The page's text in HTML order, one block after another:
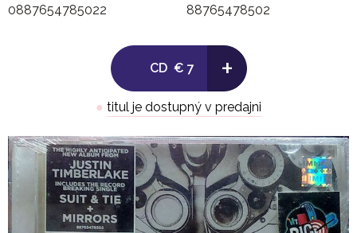
0887654785022
88765478502
CD € 7 +
● titul je dostupný v predajni